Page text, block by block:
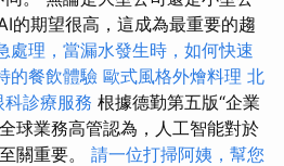
的期望很高，這成為最重要的趨
處理，當漏水發生時，如何快速
的餐飲體驗 歐式風格外燴料理 北
診療服務 根據德勤第五版“企業
球業務高管認為，人工智能對於
關重要。 請一位打掃阿姨，幫您